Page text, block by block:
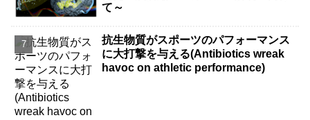
て～
抗生物質がスポーツのパフォーマンス
に大打撃を与える(Antibiotics wreak
havoc on athletic performance)